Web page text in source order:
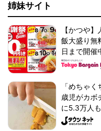
姉妹サイト
【かつや
飯大盛り無
日まで開催
「めちゃ
歳児がカボ
に5.3万人